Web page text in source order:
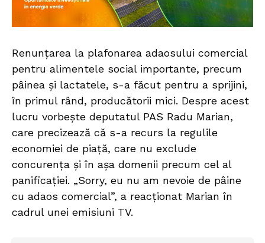
Renunțarea la plafonarea adaosului comercial
pentru alimentele social importante, precum
pâinea și lactatele, s-a făcut pentru a sprijini,
în primul rând, producătorii mici. Despre acest
lucru vorbește deputatul PAS Radu Marian,
care precizează că s-a recurs la regulile
economiei de piață, care nu exclude
concurența și în așa domenii precum cel al
panificației. „Sorry, eu nu am nevoie de pâine
cu adaos comercial”, a reacționat Marian în
cadrul unei emisiuni TV.